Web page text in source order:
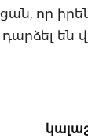
որ
դարձել են